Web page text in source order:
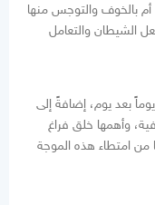
بالخوف والتوجس منها
الشيطان والتعامل
بعد يوم، إضافةً إلى
وأهمها خلق فراغ
من امتطاء هذه الموجة